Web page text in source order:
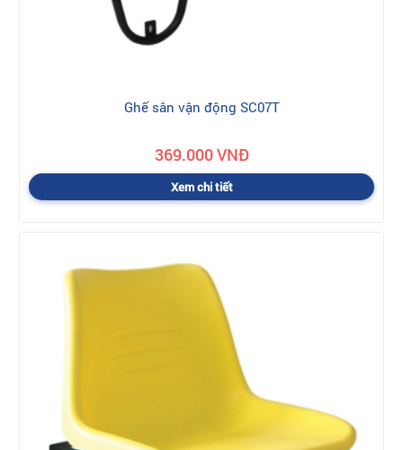
Ghế sân vận động SC07T
369.000 VNĐ
Xem chi tiết